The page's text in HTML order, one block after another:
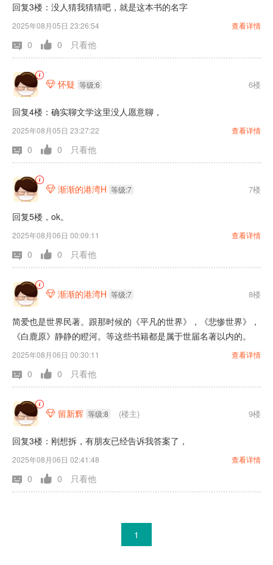
回复3楼：没人猜我猜猜吧，就是这本书的名字
2025年08月05日 23:26:54 查看详情
0 0 只看他
 怀疑 等级:6 6楼
回复4楼：确实聊文学这里没人愿意聊，
2025年08月05日 23:27:22 查看详情
0 0 只看他
 渐渐的港湾H 等级:7 7楼
回复5楼，ok。
2025年08月06日 00:09:11 查看详情
0 0 只看他
 渐渐的港湾H 等级:7 8楼
简爱也是世界民著。跟那时候的《平凡的世界》，《悲惨世界》，
《白鹿原》静静的瞪河。等这些书籍都是属于世届名著以内的。
2025年08月06日 00:30:11 查看详情
0 0 只看他
 留新辉 等级:8 (楼主) 9楼
回复3楼：刚想拆，有朋友已经告诉我答案了，
2025年08月06日 02:41:48 查看详情
0 0 只看他
1